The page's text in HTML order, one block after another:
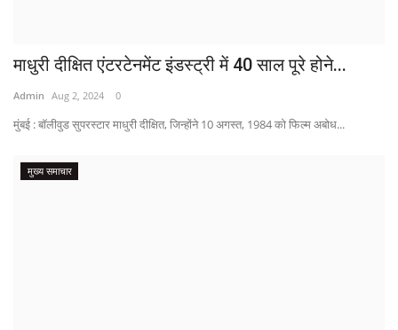
माधुरी दीक्षित एंटरटेनमेंट इंडस्ट्री में 40 साल पूरे होने...
Admin Aug 2, 2024 0
मुंबई : बॉलीवुड सुपरस्टार माधुरी दीक्षित, जिन्होंने 10 अगस्त, 1984 को फिल्म अबोध...
मुख्य समाचार